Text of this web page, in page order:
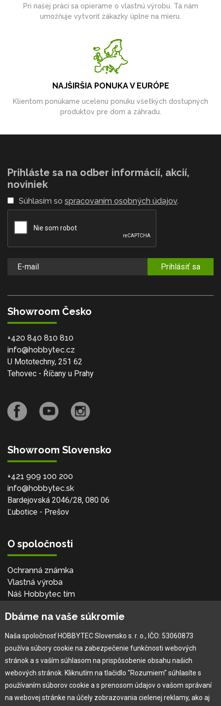
Pri našej práci sa opierame o vlastnú výrobu. Tá nám
umožňuje vytvoriť zákazky úplne na mieru.
NAJŠIRŠIA PONUKA V EURÓPE
Klientom ponúkame ucelenú ponuku všetkých dostupných
produktov pre dom a záhradu.
Prihláste sa na odber informácií, akcií,
noviniek
Súhlasím so spracovaním osobných údajov.
Prihlásiť sa
Showroom Česko
+420 840 810 810
info@hobbytec.cz
U Mototechny, 251 62
Tehovec - Říčany u Prahy
Showroom Slovensko
+421 909 100 200
info@hobbytec.sk
Bardejovská 2046/28, 080 06
Ľubotice - Prešov
O spoločnosti
Ochranná známka
Vlastná výroba
Náš Hobbytec tím
Naša história
Pre zákazníka
Garancia najlepšej ceny
Užívateľský manuál
Dbáme na vaše súkromie
Naša spoločnosť HOBBYTEC Slovensko s. r. o., IČO: 53060873
používa súbory cookie na zabezpečenie funkčnosti webových
stránok a s vaším súhlasom na prispôsobenie obsahu našich
webových stránok. Kliknutím na tlačidlo "Rozumiem" súhlasíte s
používaním súborov cookie a s prenosom údajov o vašom správaní
na webovej stránke na účely zobrazovania cielenej reklamy, ako aj